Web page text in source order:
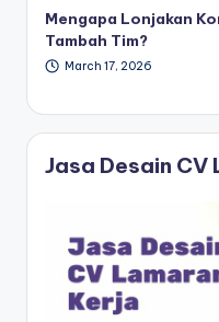
Mengapa Lonjakan
Tambah Tim?
March 17, 2026
Jasa Desain CV